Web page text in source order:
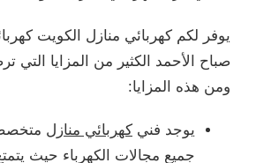
يوفر لكم كهربائي منازل الكويت
صباح الأحمد الكثير من المزايا التي
ومن هذه المزايا:
يوجد فني كهربائي منازل
جميع مجالات الكهرباء حيث